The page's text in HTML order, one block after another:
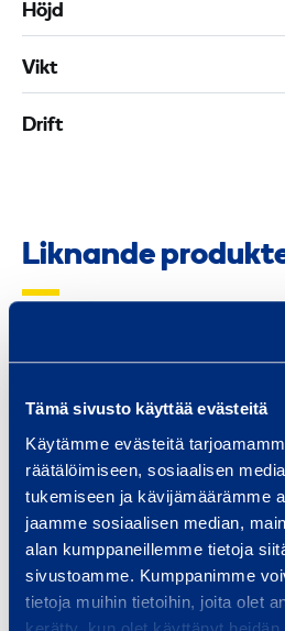
Tämä sivusto käyttää evästeitä
Käytämme evästeitä
räätälöimiseen, sosiaalisen
tukemiseen ja kävijämäärämme
jaamme sosiaalisen median,
alan kumppaneillemme tietoja
sivustoamme. Kumppanimme
tietoja muihin tietoihin, joita olet
Höjd
Vikt
Drift
Liknande
K
n
t
o
r
s
d
Kontorsmodul
RMF SHAA11B